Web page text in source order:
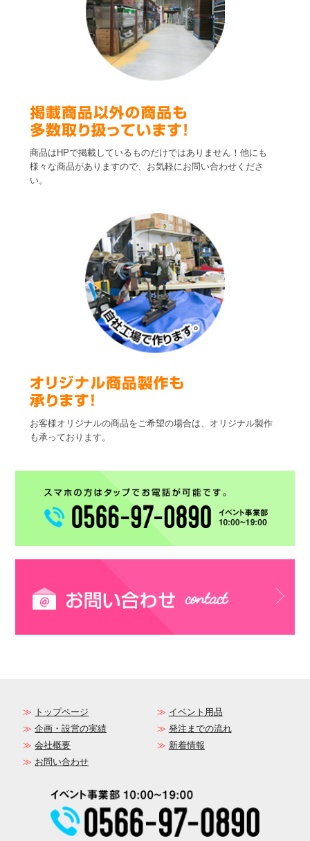
商品はHPで掲載しているものだけではありません！他にも
様々な商品がありますので、お気軽にお問い合わせくださ
い。
お客様オリジナルの商品をご希望の場合は、オリジナル製作
も承っております。
トップページ
イベント用品
企画・設営の実績
発注までの流れ
会社概要
新着情報
お問い合わせ